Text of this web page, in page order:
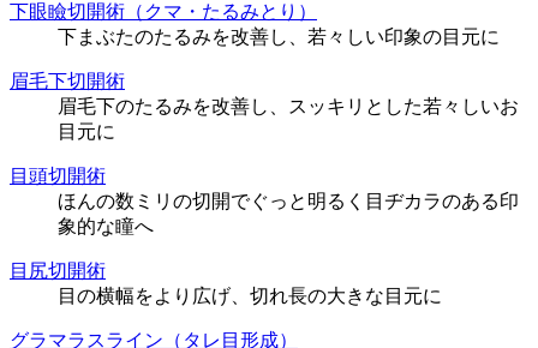
下眼瞼切開術（クマ・たるみとり）
下まぶたのたるみを改善し、若々しい印象の目元に
眉毛下切開術
眉毛下のたるみを改善し、スッキリとした若々しいお
目元に
目頭切開術
ほんの数ミリの切開でぐっと明るく目ヂカラのある印
象的な瞳へ
目尻切開術
目の横幅をより広げ、切れ長の大きな目元に
グラマラスライン（タレ目形成）